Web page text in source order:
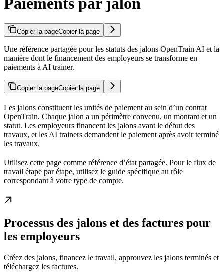
Copier la pageCopier la page
Une référence partagée pour les statuts des jalons OpenTrain AI et la
manière dont le financement des employeurs se transforme en
paiements à AI trainer.
Copier la pageCopier la page
Les jalons constituent les unités de paiement au sein d’un contrat
OpenTrain. Chaque jalon a un périmètre convenu, un montant et un
statut. Les employeurs financent les jalons avant le début des
travaux, et les AI trainers demandent le paiement après avoir terminé
les travaux.
Utilisez cette page comme référence d’état partagée. Pour le flux de
travail étape par étape, utilisez le guide spécifique au rôle
correspondant à votre type de compte.
Processus des jalons et des factures pour
les employeurs
Créez des jalons, financez le travail, approuvez les jalons terminés et
téléchargez les factures.